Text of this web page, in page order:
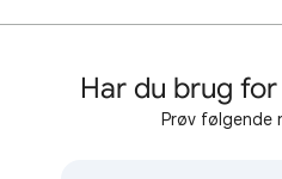
Har du brug
Prøv følgende